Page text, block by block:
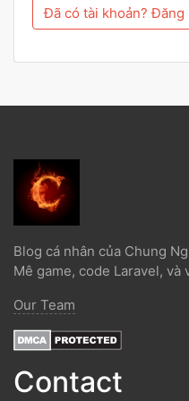
Đã có tài khoản? Đăng
Blog cá nhân của Chung
Mê game, code Laravel, và
Our Team
Contact